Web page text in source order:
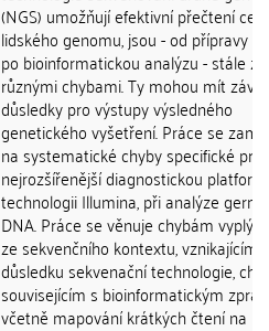
(NGS) umožňují efektivní přečtení
lidského genomu, jsou - od přípravy
po bioinformatickou analýzu - stále
různými chybami. Ty mohou mít
důsledky pro výstupy výsledného
genetického vyšetření. Práce se
na systematické chyby specifické pro
nejrozšířenější diagnostickou
technologii Illumina, při analýze
DNA. Práce se věnuje chybám
ze sekvenčního kontextu, vznikajícím v
důsledku sekvenační technologie,
souvisejícím s bioinformatickým
včetně mapování krátkých čtení na